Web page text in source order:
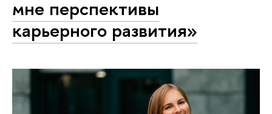
мне перспективы
карьерного развития»